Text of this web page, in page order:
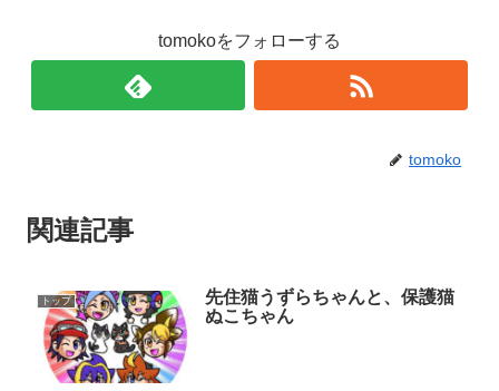
tomokoをフォローする
tomoko
関連記事
トップ
先住猫うずらちゃんと、保護猫
ぬこちゃん